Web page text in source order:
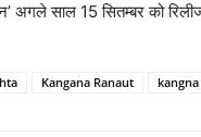
अगले साल 15 सितम्बर को
Kangana Ranaut